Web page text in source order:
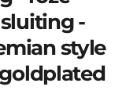
-
style